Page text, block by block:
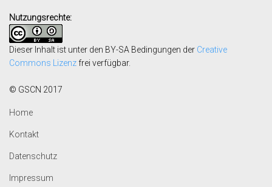
Nutzungsrechte:
Dieser Inhalt ist unter den BY-SA Bedingungen der Creative
Commons Lizenz frei verfügbar.
© GSCN 2017
Home
Kontakt
Datenschutz
Impressum